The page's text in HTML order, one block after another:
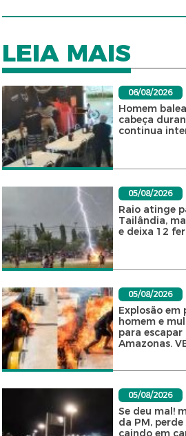
LEIA MAIS
06/08/2026
Homem
cabeça
continua
05/08/2026
Raio atinge
Tailândia,
e deixa 12
05/08/2026
Explosão
homem e
para
Amazonas.
05/08/2026
Se deu mal!
da PM,
caindo em